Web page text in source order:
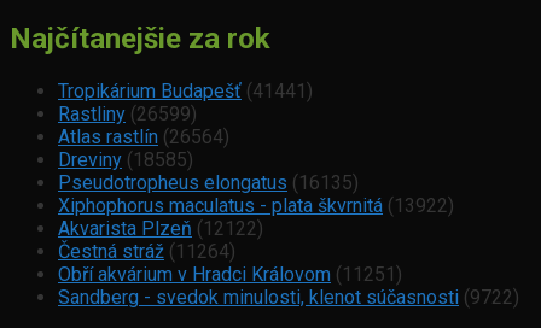
Najčítanejšie za rok
Tropikárium Budapešť (41441)
Rastliny (26599)
Atlas rastlín (26564)
Dreviny (18585)
Pseudotropheus elongatus (16135)
Xiphophorus maculatus - plata škvrnitá (13922)
Akvarista Plzeň (12122)
Čestná stráž (11264)
Obří akvárium v Hradci Královom (11251)
Sandberg - svedok minulosti, klenot súčasnosti (9722)